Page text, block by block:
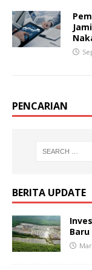
PENCARIAN
BERITA UPDATE